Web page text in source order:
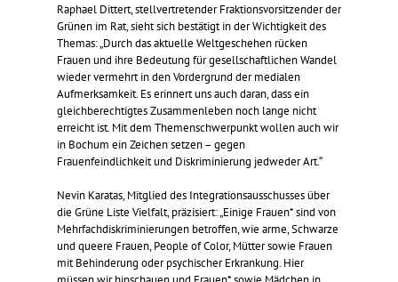
Raphael Dittert, stellvertretender Fraktionsvorsitzender der
Grünen im Rat, sieht sich bestätigt in der Wichtigkeit des
Themas: „Durch das aktuelle Weltgeschehen rücken
Frauen und ihre Bedeutung für gesellschaftlichen Wandel
wieder vermehrt in den Vordergrund der medialen
Aufmerksamkeit. Es erinnert uns auch daran, dass ein
gleichberechtigtes Zusammenleben noch lange nicht
erreicht ist. Mit dem Themenschwerpunkt wollen auch wir
in Bochum ein Zeichen setzen – gegen
Frauenfeindlichkeit und Diskriminierung jedweder Art.“
Nevin Karatas, Mitglied des Integrationsausschusses über
die Grüne Liste Vielfalt, präzisiert: „Einige Frauen* sind von
Mehrfachdiskriminierungen betroffen, wie arme, Schwarze
und queere Frauen, People of Color, Mütter sowie Frauen
mit Behinderung oder psychischer Erkrankung. Hier